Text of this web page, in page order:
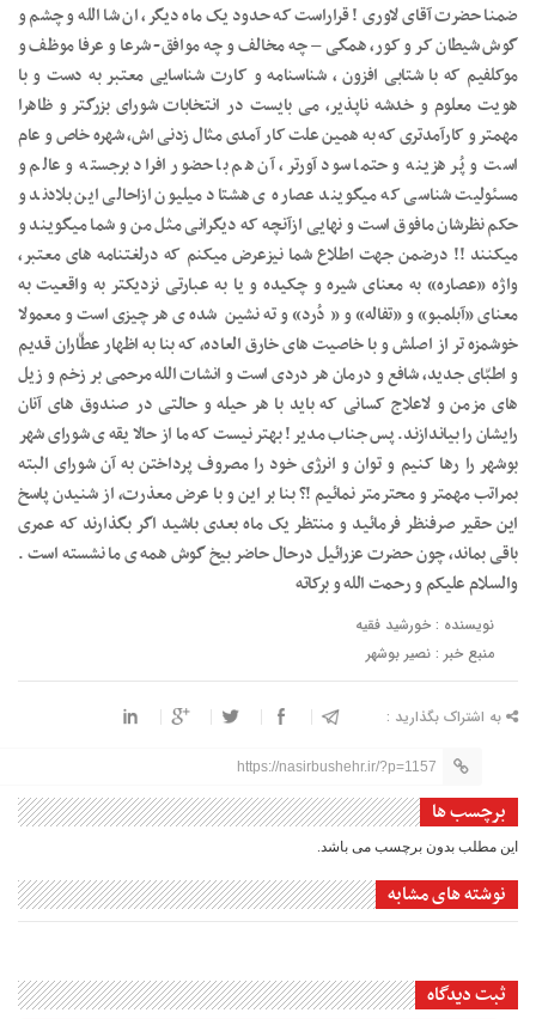
ضمنا حضرت آقای لاوری ! قراراست که حدود یک ماه دیگر، ان شا الله و چشم و
گوش شیطان کر و کور، همگی – چه مخالف و چه موافق- شرعا و عرفا موظف و
موکلفیم که با شتابی افزون ، شناسنامه و کارت شناسایی معتبر به دست و با
هویت معلوم و خدشه ناپذیر، می بایست در انتخابات شورای بزرگتر و ظاهرا
مهمتر و کارآمدتری که به همین علت کار آمدی مثال زدنی اش، شهره خاص و عام
است و پُر هزینه و حتما سود آورتر، آن هم با حضور افراد برجسته و عالم و
مسئولیت شناسی که میگویند عصاره ی هشتاد میلیون ازاحالی این بلادند و
حکم نظرشان مافوق است و نهایی ازآنچه که دیگرانی مثل من و شما میگویند و
میکنند !! درضمن جهت اطلاع شما نیزعرض میکنم که درلغتنامه های معتبر،
واژه «عصاره» به معنای شیره و چکیده و یا به عبارتی نزدیکتر به واقعیت به
معنای «آبلمبو» و «تفاله» و « دُرد» و ته نشین شده ی هر چیزی است و معمولا
خوشمزه تر از اصلش و با خاصیت های خارق العاده، که بنا به اظهار عطّاران قدیم
و اطبّای جدید، شافع و درمان هر دردی است و انشات الله مرحمی بر زخم و زیل
های مزمن و لاعلاج کسانی که باید با هر حیله و حالتی در صندوق های آنان
رایشان را بیاندازند. پس جناب مدیر ! بهتر نیست که ما از حالا یقه ی شورای شهر
بوشهر را رها کنیم و توان و انرژی خود را مصروف پرداختن به آن شورای البته
بمراتب مهمتر و محترمتر نمائیم !؟ بنا بر این و با عرض معذرت، از شنیدن پاسخ
این حقیر صرفنظر فرمائید و منتظر یک ماه بعدی باشید اگر بگذارند که عمری
باقی بماند، چون حضرت عزرائیل درحال حاضر بیخ گوش همه ی ما نشسته است .
والسلام علیکم و رحمت الله و برکاته
نویسنده : خورشید فقیه
منبع خبر : نصیر بوشهر
به اشتراک بگذارید :
https://nasirbushehr.ir/?p=1157
برچسب ها
این مطلب بدون برچسب می باشد.
نوشته های مشابه
ثبت دیدگاه